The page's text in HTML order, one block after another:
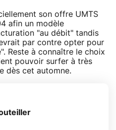
son offre UMTS
afin un modèle
"au débit" tandis
par contre opter pour
Reste à connaître le choix
pouvoir surfer à très
dès cet automne.